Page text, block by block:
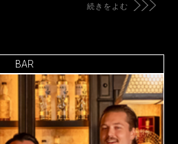
続きをよむ
BAR